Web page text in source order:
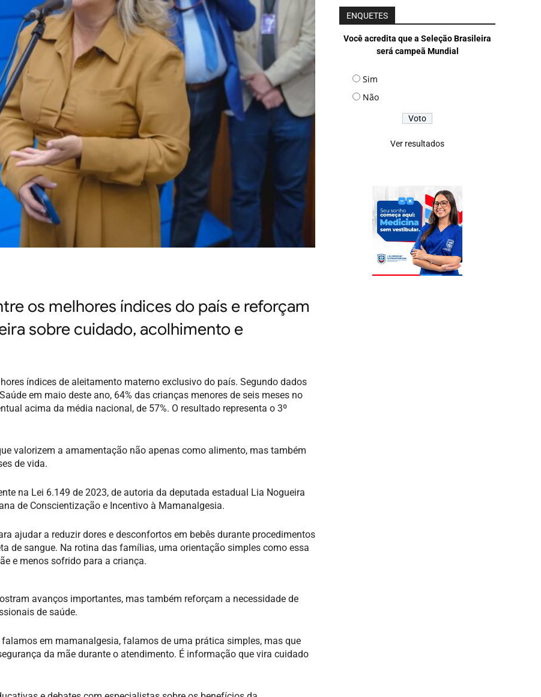
os melhores índices do país e reforçam
sobre cuidado, acolhimento e
índices de aleitamento materno exclusivo do país. Segundo dados
em maio deste ano, 64% das crianças menores de seis meses no
acima da média nacional, de 57%. O resultado representa o 3º
valorizem a amamentação não apenas como alimento, mas também
de vida.
na Lei 6.149 de 2023, de autoria da deputada estadual Lia Nogueira
de Conscientização e Incentivo à Mamanalgesia.
ajudar a reduzir dores e desconfortos em bebês durante procedimentos
de sangue. Na rotina das famílias, uma orientação simples como essa
e menos sofrido para a criança.
avanços importantes, mas também reforçam a necessidade de
de saúde.
em mamanalgesia, falamos de uma prática simples, mas que
da mãe durante o atendimento. É informação que vira cuidado
ENQUETES
Você acredita que a Seleção Brasileira
será campeã Mundial
Sim
Não
Ver resultados